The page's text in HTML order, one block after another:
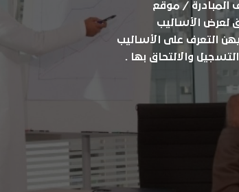
المبادرة / موقع
لعرض الأساليب
التعرف على الأساليب
والالتحاق بها .